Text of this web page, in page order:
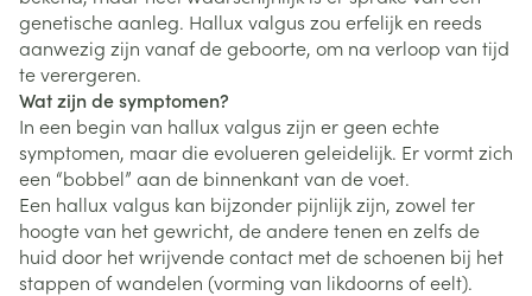
genetische aanleg. Hallux valgus zou erfelijk en reeds
aanwezig zijn vanaf de geboorte, om na verloop van tijd
te verergeren.
Wat zijn de symptomen?
In een begin van hallux valgus zijn er geen echte
symptomen, maar die evolueren geleidelijk. Er vormt zich
een “bobbel” aan de binnenkant van de voet.
Een hallux valgus kan bijzonder pijnlijk zijn, zowel ter
hoogte van het gewricht, de andere tenen en zelfs de
huid door het wrijvende contact met de schoenen bij het
stappen of wandelen (vorming van likdoorns of eelt).